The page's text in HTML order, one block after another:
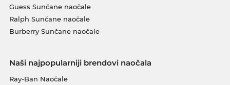
Guess Sunčane naočale
Ralph Sunčane naočale
Burberry Sunčane naočale
Naši najpopularniji brendovi naočala
Ray-Ban Naočale